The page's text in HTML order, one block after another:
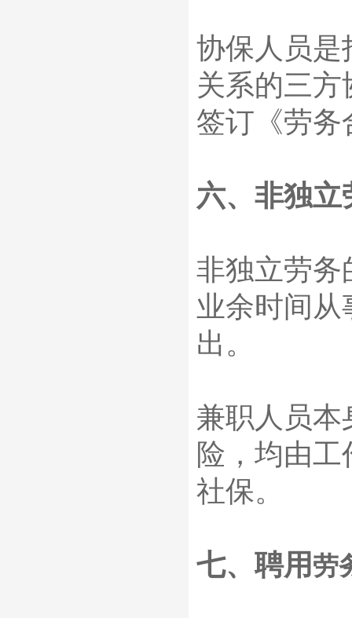
协保人员是
关系的三
签订《劳务
六、非独立
非独立劳务
业余时间
出。
兼职人员本
险，均由
社保。
七、聘用劳